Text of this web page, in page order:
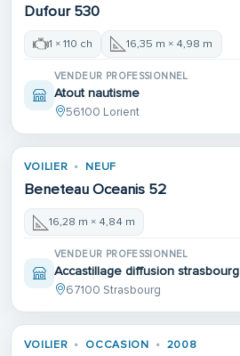
Dufour 530
1 × 110 ch 16,35 m × 4,98 m
VENDEUR PROFESSIONNEL
Atout nautisme
56100 Lorient
VOILIER NEUF
Beneteau Oceanis 52
16,28 m × 4,84 m
VENDEUR PROFESSIONNEL
Accastillage diffusion strasbourg
67100 Strasbourg
VOILIER OCCASION 2008